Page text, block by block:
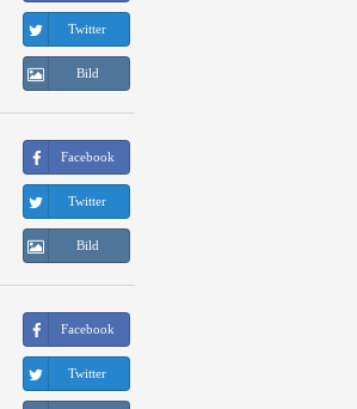
Twitter
Bild
Facebook
Twitter
Bild
Facebook
Twitter